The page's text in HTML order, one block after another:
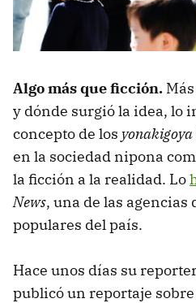
Algo más que ficción.
y dónde surgió la idea, lo
concepto de los yonakigoya
en la sociedad nipona
la ficción a la realidad. Lo
News, una de las agencias
populares del país.
Hace unos días su
publicó un reportaje sobre